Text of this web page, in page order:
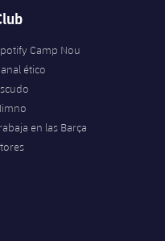
Camp Nou
ético
en las Barça